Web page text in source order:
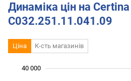
Динаміка цін на
C032.251.11.041.09
Ціна К-сть магазинів
40 000